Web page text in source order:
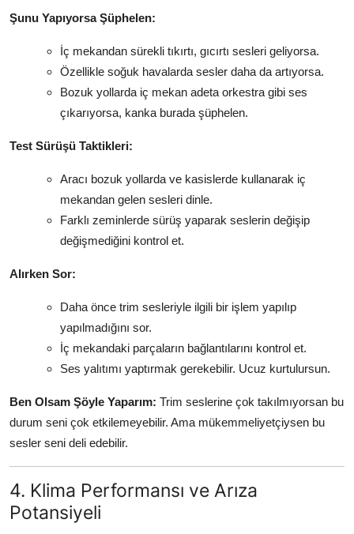
Şunu Yapıyorsa Şüphelen:
İç mekandan sürekli tıkırtı, gıcırtı sesleri geliyorsa.
Özellikle soğuk havalarda sesler daha da artıyorsa.
Bozuk yollarda iç mekan adeta orkestra gibi ses
çıkarıyorsa, kanka burada şüphelen.
Test Sürüşü Taktikleri:
Aracı bozuk yollarda ve kasislerde kullanarak iç
mekandan gelen sesleri dinle.
Farklı zeminlerde sürüş yaparak seslerin değişip
değişmediğini kontrol et.
Alırken Sor:
Daha önce trim sesleriyle ilgili bir işlem yapılıp
yapılmadığını sor.
İç mekandaki parçaların bağlantılarını kontrol et.
Ses yalıtımı yaptırmak gerekebilir. Ucuz kurtulursun.
Ben Olsam Şöyle Yaparım: Trim seslerine çok takılmıyorsan bu
durum seni çok etkilemeyebilir. Ama mükemmeliyetçiysen bu
sesler seni deli edebilir.
4. Klima Performansı ve Arıza
Potansiyeli